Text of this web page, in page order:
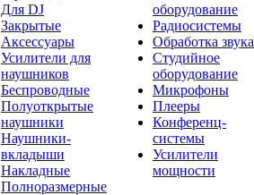
Для DJ
Закрытые
Аксессуары
Усилители для
наушников
Беспроводные
Полуоткрытые
наушники
Наушники-
вкладыши
Накладные
Полноразмерные
оборудование
Радиосистемы
Обработка звука
Студийное
оборудование
Микрофоны
Плееры
Конференц-
системы
Усилители
мощности